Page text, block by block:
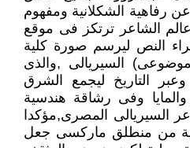
رفاهية الشكلانية ومفهوم
عالم الشاعر ترتكز فى موقع
النص ليرسم صورة كلية
السيريالى ,والذى
التاريخ ليجمع الشرق
وفى رشاقة هندسية
السيريالى المصرى,مؤكدا
من منطلق ماركسى جعل